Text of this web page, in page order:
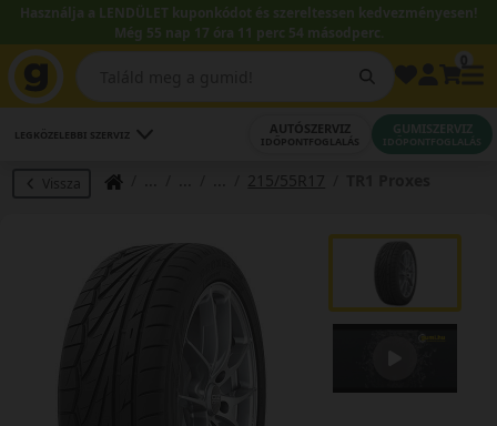
Használja a LENDÜLET kuponkódot és szereltessen kedvezményesen!
Még 55 nap 17 óra 11 perc 53 másodperc.
LEGKÖZELEBBI SZERVIZ AUTÓSZERVIZ
IDŐPONTFOGLALÁS
GUMISZERVIZ
IDŐPONTFOGLALÁS
Vissza 215/55R17